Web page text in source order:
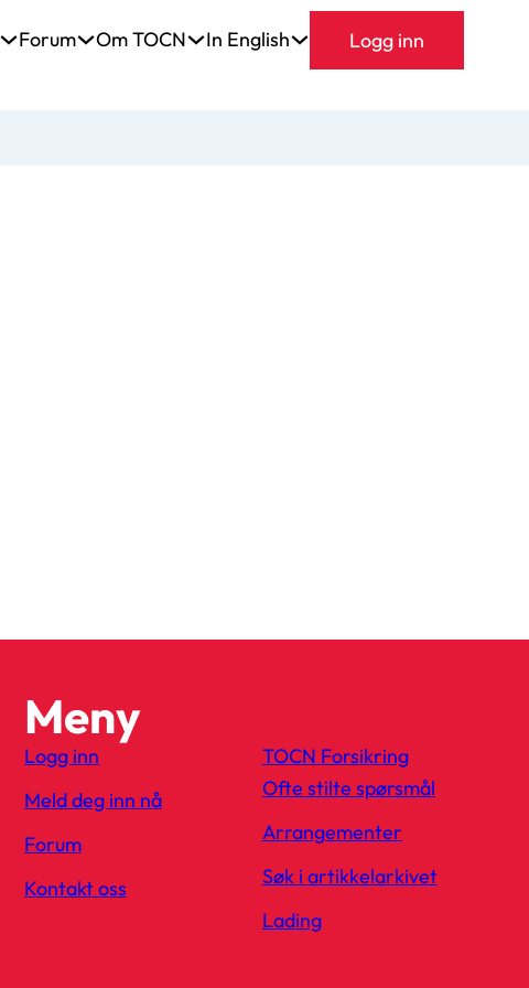
Forum Om TOCN In English Logg inn
Meny
Logg inn
Meld deg inn nå
Forum
Kontakt oss
TOCN Forsikring
Ofte stilte spørsmål
Arrangementer
Søk i artikkelarkivet
Lading